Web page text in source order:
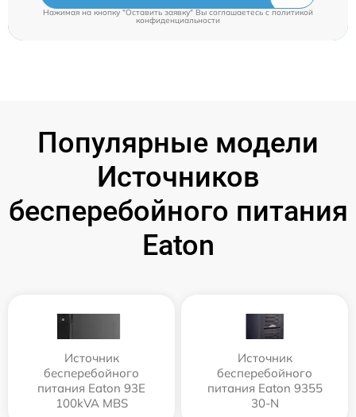
Нажимая на кнопку "Оставить заявку" Вы соглашаетесь cполитикой
конфиденциальности
Популярные модели
Источников
бесперебойного питания
Eaton
Источник
бесперебойного
питания Eaton 93E
100kVA MBS
Источник
бесперебойного
питания Eaton 9355
30-N